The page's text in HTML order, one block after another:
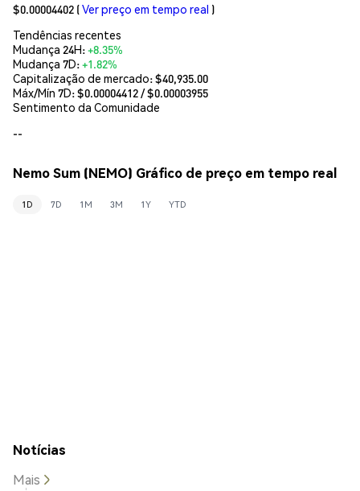
$0.00004402 (Ver preço em tempo real )
Tendências recentes
Mudança 24H:+8.35%
Mudança 7D:+1.82%
Capitalização de mercado:$40,935.00
Máx/Mín 7D: $0.00004412/ $0.00003955
Sentimento da Comunidade
--
Nemo Sum (NEMO) Gráfico de preço em tempo real
1D 7D 1M 3M 1Y YTD
Notícias
Mais